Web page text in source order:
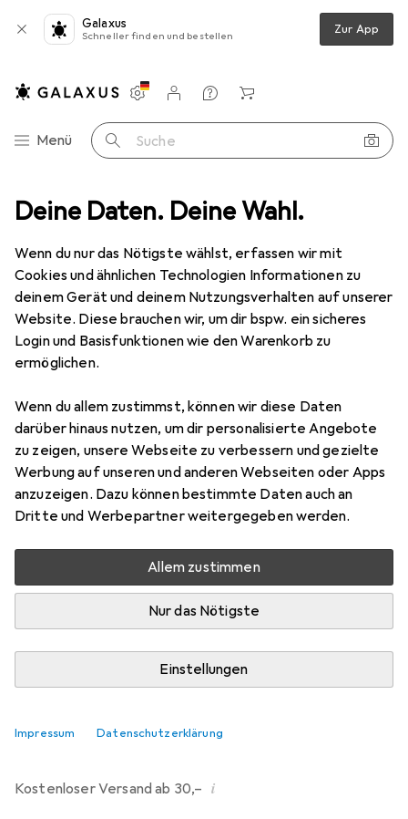
Deine Daten. Deine Wahl.
Wenn du nur das Nötigste wählst, erfassen wir mit
Cookies und ähnlichen Technologien Informationen zu
deinem Gerät und deinem Nutzungsverhalten auf unserer
Website. Diese brauchen wir, um dir bspw. ein sicheres
Login und Basisfunktionen wie den Warenkorb zu
ermöglichen.
Wenn du allem zustimmst, können wir diese Daten
darüber hinaus nutzen, um dir personalisierte Angebote
zu zeigen, unsere Webseite zu verbessern und gezielte
Werbung auf unseren und anderen Webseiten oder Apps
anzuzeigen. Dazu können bestimmte Daten auch an
Dritte und Werbepartner weitergegeben werden.
Allem zustimmen
Nur das Nötigste
Einstellungen
Impressum Datenschutzerklärung
Galaxus
Schneller finden und bestellen Zur App
Navigation nach Kategorien
Menü Suche
Einstellungen
Kundenkonto
Vergleichslisten
Merklisten
Warenkorb
+ Video Geräte Schutzfolie Dipos Displayschutz Anti-Shock
7 Bilder
DiposDisplayschutz Anti-Shock
EUR
12,–
214
Bewertungen
Mehr als 10 Stück an Lager beim Drittanbieter
Lieferort angeben für genaue Lieferzeit
In den Warenkorb
Vergleichen
Kostenloser Versand ab 30,– i